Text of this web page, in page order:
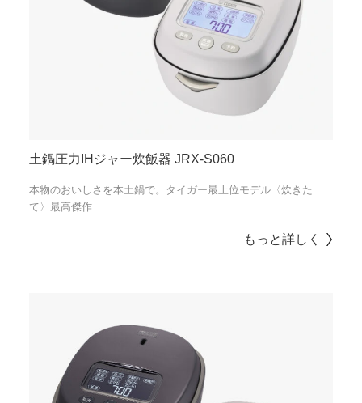
土鍋圧力IHジャー炊飯器 JRX-S060
本物のおいしさを本土鍋で。タイガー最上位モデル〈炊きた
て〉最高傑作
もっと詳しく